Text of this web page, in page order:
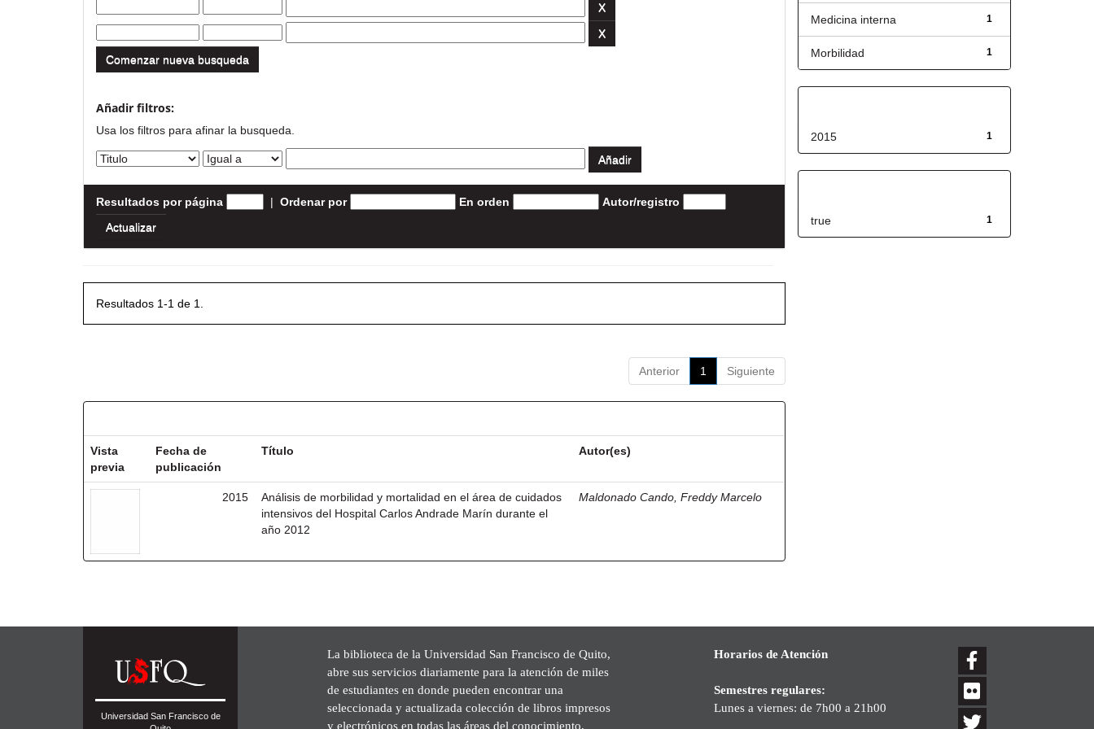
Comenzar nueva busqueda
Añadir filtros:
Usa los filtros para afinar la busqueda.
Resultados por página | Ordenar por En orden Autor/registro
Resultados 1-1 de 1.
Anterior 1 Siguiente
Vista
previa
Fecha de
publicación
Título Autor(es)
2015
Análisis de morbilidad y mortalidad en el área de cuidados
intensivos del Hospital Carlos Andrade Marín durante el
año 2012
Maldonado Cando, Freddy Marcelo
1
Medicina interna
1
Morbilidad
1
2015
1
true
Universidad San Francisco de
La biblioteca de la Universidad San Francisco de Quito,
abre sus servicios diariamente para la atención de miles
de estudiantes en donde pueden encontrar una
seleccionada y actualizada colección de libros impresos
y electrónicos en todas las áreas del conocimiento,
Horarios de Atención
Semestres regulares:
Lunes a viernes: de 7h00 a 21h00